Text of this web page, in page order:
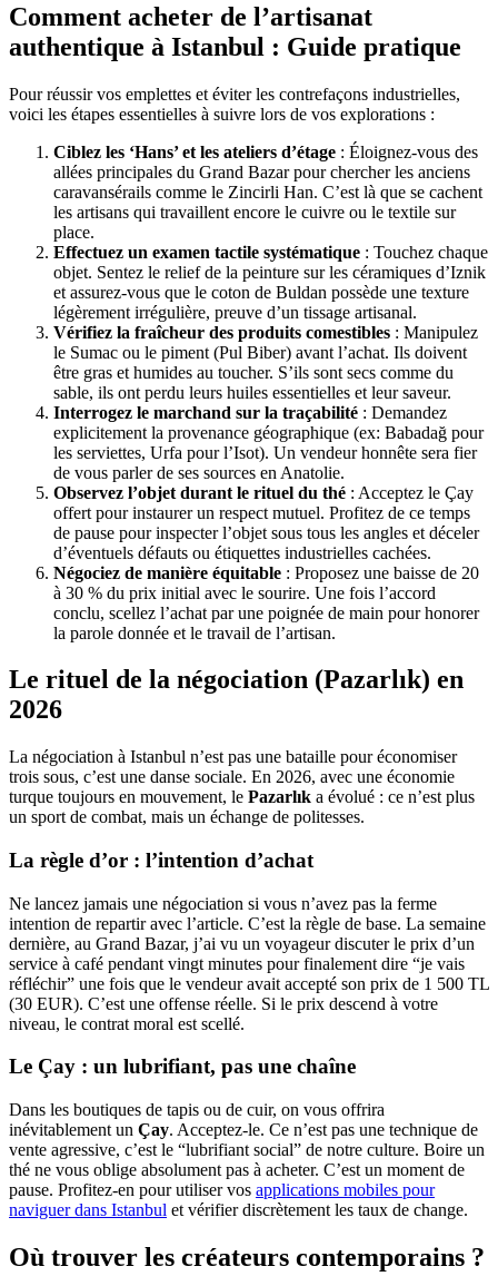
Comment acheter de l’artisanat
authentique à Istanbul : Guide pratique
Pour réussir vos emplettes et éviter les contrefaçons industrielles,
voici les étapes essentielles à suivre lors de vos explorations :
Ciblez les ‘Hans’ et les ateliers d’étage : Éloignez-vous des
allées principales du Grand Bazar pour chercher les anciens
caravansérails comme le Zincirli Han. C’est là que se cachent
les artisans qui travaillent encore le cuivre ou le textile sur
place.
Effectuez un examen tactile systématique : Touchez chaque
objet. Sentez le relief de la peinture sur les céramiques d’Iznik
et assurez-vous que le coton de Buldan possède une texture
légèrement irrégulière, preuve d’un tissage artisanal.
Vérifiez la fraîcheur des produits comestibles : Manipulez
le Sumac ou le piment (Pul Biber) avant l’achat. Ils doivent
être gras et humides au toucher. S’ils sont secs comme du
sable, ils ont perdu leurs huiles essentielles et leur saveur.
Interrogez le marchand sur la traçabilité : Demandez
explicitement la provenance géographique (ex: Babadağ pour
les serviettes, Urfa pour l’Isot). Un vendeur honnête sera fier
de vous parler de ses sources en Anatolie.
Observez l’objet durant le rituel du thé : Acceptez le Çay
offert pour instaurer un respect mutuel. Profitez de ce temps
de pause pour inspecter l’objet sous tous les angles et déceler
d’éventuels défauts ou étiquettes industrielles cachées.
Négociez de manière équitable : Proposez une baisse de 20
à 30 % du prix initial avec le sourire. Une fois l’accord
conclu, scellez l’achat par une poignée de main pour honorer
la parole donnée et le travail de l’artisan.
Le rituel de la négociation (Pazarlık) en
2026
La négociation à Istanbul n’est pas une bataille pour économiser
trois sous, c’est une danse sociale. En 2026, avec une économie
turque toujours en mouvement, le Pazarlık a évolué : ce n’est plus
un sport de combat, mais un échange de politesses.
La règle d’or : l’intention d’achat
Ne lancez jamais une négociation si vous n’avez pas la ferme
intention de repartir avec l’article. C’est la règle de base. La semaine
dernière, au Grand Bazar, j’ai vu un voyageur discuter le prix d’un
service à café pendant vingt minutes pour finalement dire “je vais
réfléchir” une fois que le vendeur avait accepté son prix de 1 500 TL
(30 EUR). C’est une offense réelle. Si le prix descend à votre
niveau, le contrat moral est scellé.
Le Çay : un lubrifiant, pas une chaîne
Dans les boutiques de tapis ou de cuir, on vous offrira
inévitablement un Çay. Acceptez-le. Ce n’est pas une technique de
vente agressive, c’est le “lubrifiant social” de notre culture. Boire un
thé ne vous oblige absolument pas à acheter. C’est un moment de
pause. Profitez-en pour utiliser vos applications mobiles pour
naviguer dans Istanbul et vérifier discrètement les taux de change.
Où trouver les créateurs contemporains ?